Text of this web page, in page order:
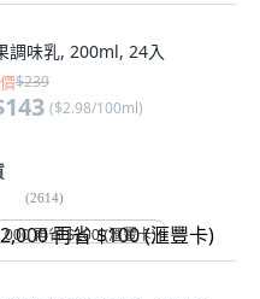
調味乳, 200ml, 24入
$239
($2.98/100ml)
(2614)
再省 $100 (滙豐卡)